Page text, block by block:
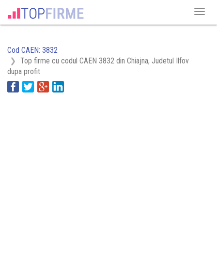
Cod CAEN: 3832
Top firme cu codul CAEN 3832 din Chiajna, Judetul Ilfov
dupa profit